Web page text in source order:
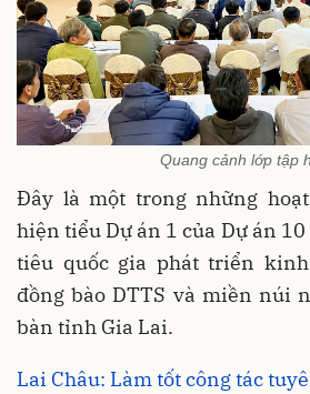
Quang cảnh lớp tập
Đây là một trong những
hiện tiểu Dự án 1 của Dự án
tiêu quốc gia phát triển
đồng bào DTTS và miền núi
bàn tỉnh Gia Lai.
Lai Châu: Làm tốt công tác